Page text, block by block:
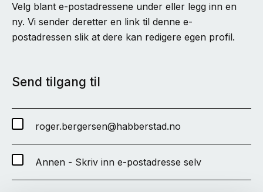
Velg blant e-postadressene under eller legg inn en
ny. Vi sender deretter en link til denne e-
postadressen slik at dere kan redigere egen profil.
Send tilgang til
roger.bergersen@habberstad.no
Annen - Skriv inn e-postadresse selv